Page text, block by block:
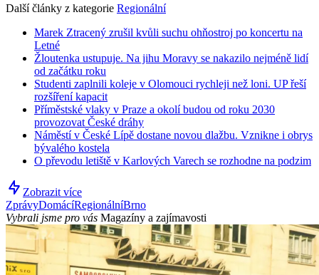
Další články z kategorie Regionální
Marek Ztracený zrušil kvůli suchu ohňostroj po koncertu na
Letné
Žloutenka ustupuje. Na jihu Moravy se nakazilo nejméně lidí
od začátku roku
Studenti zaplnili koleje v Olomouci rychleji než loni. UP řeší
rozšíření kapacit
Příměstské vlaky v Praze a okolí budou od roku 2030
provozovat České dráhy
Náměstí v České Lípě dostane novou dlažbu. Vznikne i obrys
bývalého kostela
O převodu letiště v Karlových Varech se rozhodne na podzim
Zobrazit více
ZprávyDomácíRegionálníBrno
Vybrali jsme pro vás Magazíny a zajímavosti